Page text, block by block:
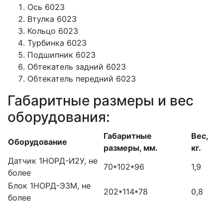
Ось 6023
Втулка 6023
Кольцо 6023
Турбинка 6023
Подшипник 6023
Обтекатель задний 6023
Обтекатель передний 6023
Габаритные размеры и вес
оборудования:
Оборудование
Габаритные
размеры, мм.
Вес,
кг.
Датчик 1НОРД-И2У, не
более
70*102*96
1,9
Блок 1НОРД-Э3М, не
более
202*114*78
0,8